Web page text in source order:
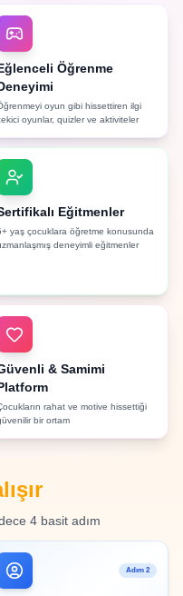
Öğrenme
oyun gibi hissettiren ilgi
oyunlar, quizler ve aktiviteler
Eğitmenler
yaş çocuklara öğretme konusunda
deneyimli eğitmenler
& Samimi
rahat ve motive hissettiği
bir ortam
4 basit adım
Adım 2